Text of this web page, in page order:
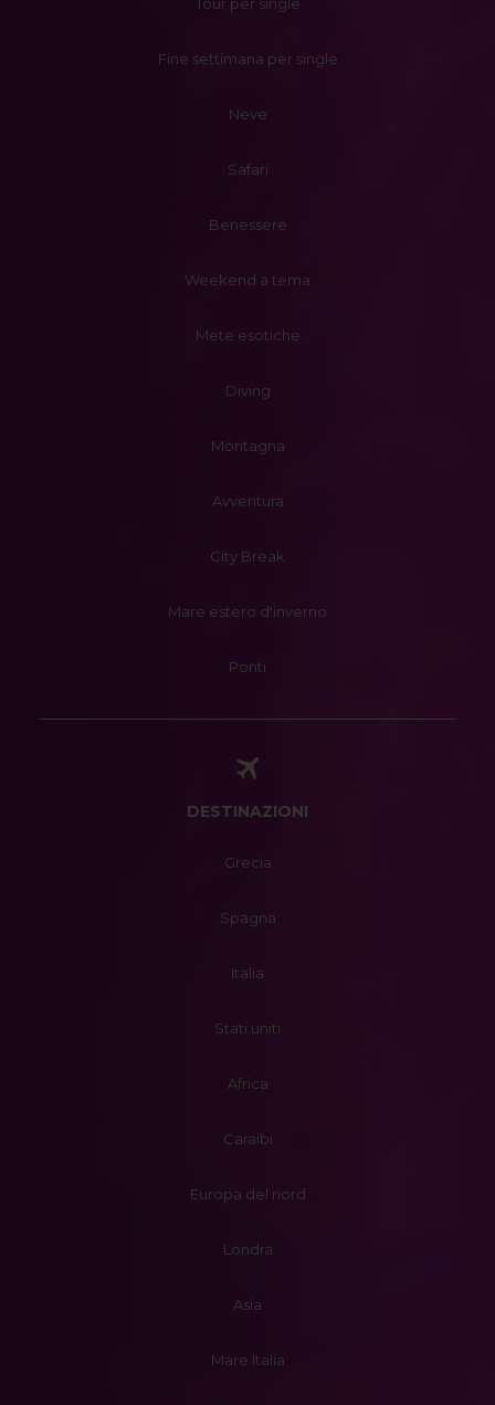
Fine settimana per single
Neve
Safari
Benessere
Weekend a tema
Mete esotiche
Diving
Montagna
Avventura
City Break
Mare estero d'inverno
Ponti
DESTINAZIONI
Grecia
Spagna
Italia
Stati uniti
Africa
Caraibi
Europa del nord
Londra
Asia
Mare Italia